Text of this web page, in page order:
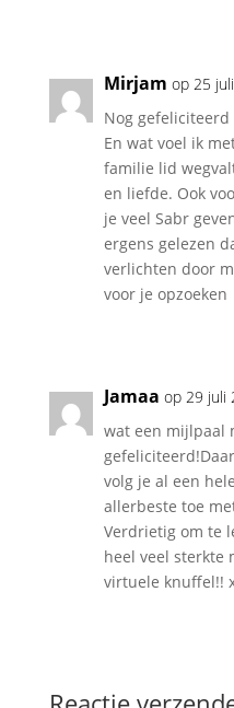
Mirjam op 25
Nog
En wat voel ik
familie lid
en liefde. Ook
je veel Sabr
ergens gelezen
verlichten door
voor je opzoeken
Jamaa op 29 juli
wat een mijlpaal
volg je al een
allerbeste toe
Verdrietig om te
heel veel sterkte
virtuele knuffel!!